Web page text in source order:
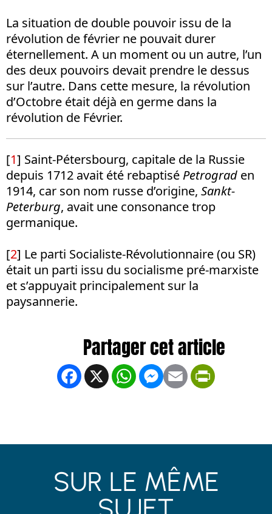
La situation de double pouvoir issu de la
révolution de février ne pouvait durer
éternellement. A un moment ou un autre, l’un
des deux pouvoirs devait prendre le dessus
sur l’autre. Dans cette mesure, la révolution
d’Octobre était déjà en germe dans la
révolution de Février.
[1] Saint-Pétersbourg, capitale de la Russie
depuis 1712 avait été rebaptisé Petrograd en
1914, car son nom russe d’origine, Sankt-
Peterburg, avait une consonance trop
germanique.
[2] Le parti Socialiste-Révolutionnaire (ou SR)
était un parti issu du socialisme pré-marxiste
et s’appuyait principalement sur la
paysannerie.
Facebook
X WhatsApp
Messenger
Email
SUR LE MÊME